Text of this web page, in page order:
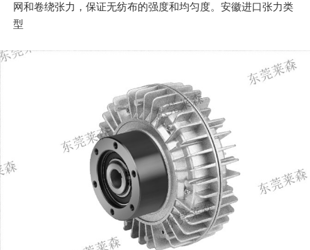
网和卷绕张力，保证无纺布的强度和均匀度。安徽进口张力类
型